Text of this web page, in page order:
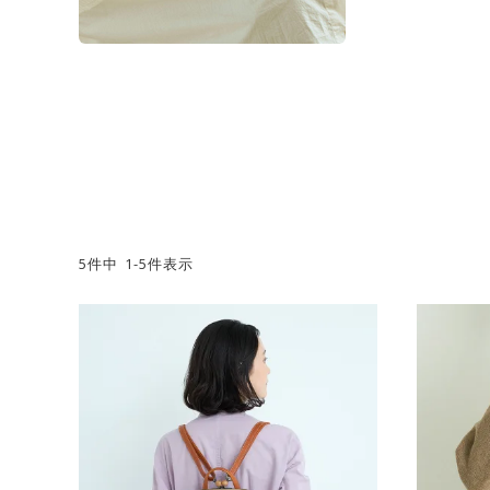
5件中 1-5件表示